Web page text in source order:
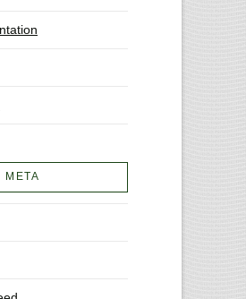
META